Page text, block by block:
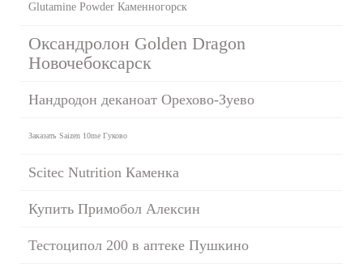
Glutamine Powder Каменногорск
Оксандролон Golden Dragon
Новочебоксарск
Нандродон деканоат Орехово-Зуево
Заказать Saizen 10me Гуково
Scitec Nutrition Каменка
Купить Примобол Алексин
Тестоципол 200 в аптеке Пушкино